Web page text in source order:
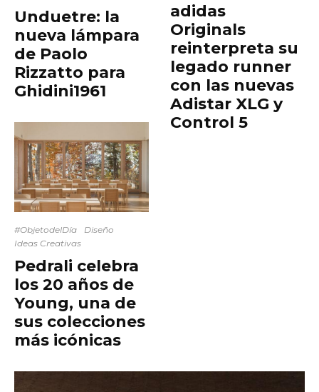
Unduetre: la
nueva lámpara
de Paolo
Rizzatto para
Ghidini1961
#ObjetodelDía
Diseño
Ideas Creativas
Pedrali celebra
los 20 años de
Young, una de
sus colecciones
más icónicas
adidas
Originals
reinterpreta su
legado runner
con las nuevas
Adistar XLG y
Control 5